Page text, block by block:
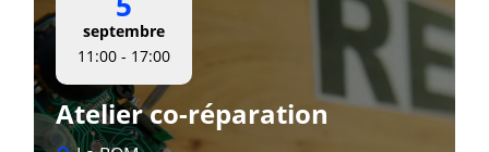
septembre
11:00 - 17:00
Atelier co-réparation